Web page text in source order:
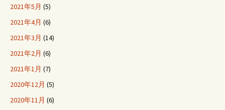
2021年5月 (5)
2021年4月 (6)
2021年3月 (14)
2021年2月 (6)
2021年1月 (7)
2020年12月 (5)
2020年11月 (6)